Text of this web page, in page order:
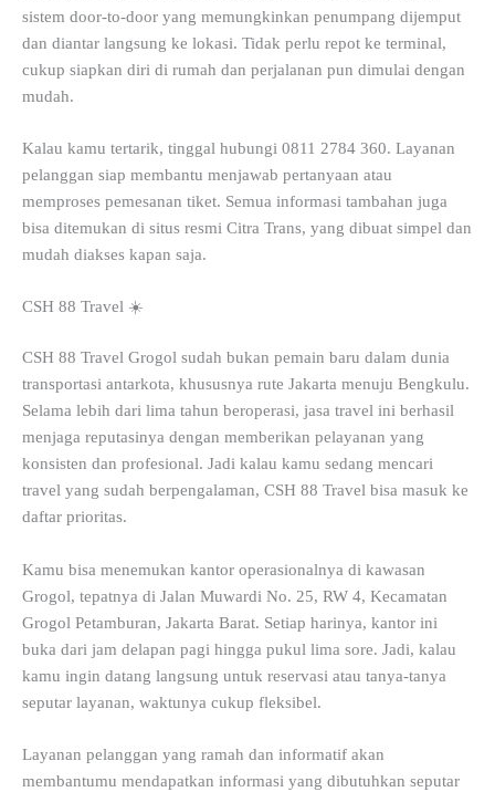
sistem door-to-door yang memungkinkan penumpang dijemput
dan diantar langsung ke lokasi. Tidak perlu repot ke terminal,
cukup siapkan diri di rumah dan perjalanan pun dimulai dengan
mudah.
Kalau kamu tertarik, tinggal hubungi 0811 2784 360. Layanan
pelanggan siap membantu menjawab pertanyaan atau
memproses pemesanan tiket. Semua informasi tambahan juga
bisa ditemukan di situs resmi Citra Trans, yang dibuat simpel dan
mudah diakses kapan saja.
CSH 88 Travel ☀️
CSH 88 Travel Grogol sudah bukan pemain baru dalam dunia
transportasi antarkota, khususnya rute Jakarta menuju Bengkulu.
Selama lebih dari lima tahun beroperasi, jasa travel ini berhasil
menjaga reputasinya dengan memberikan pelayanan yang
konsisten dan profesional. Jadi kalau kamu sedang mencari
travel yang sudah berpengalaman, CSH 88 Travel bisa masuk ke
daftar prioritas.
Kamu bisa menemukan kantor operasionalnya di kawasan
Grogol, tepatnya di Jalan Muwardi No. 25, RW 4, Kecamatan
Grogol Petamburan, Jakarta Barat. Setiap harinya, kantor ini
buka dari jam delapan pagi hingga pukul lima sore. Jadi, kalau
kamu ingin datang langsung untuk reservasi atau tanya-tanya
seputar layanan, waktunya cukup fleksibel.
Layanan pelanggan yang ramah dan informatif akan
membantumu mendapatkan informasi yang dibutuhkan seputar